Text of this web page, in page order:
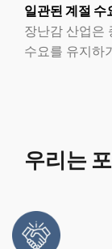
일관된 계절 수
장난감 산업은
수요를 유지하
우리는